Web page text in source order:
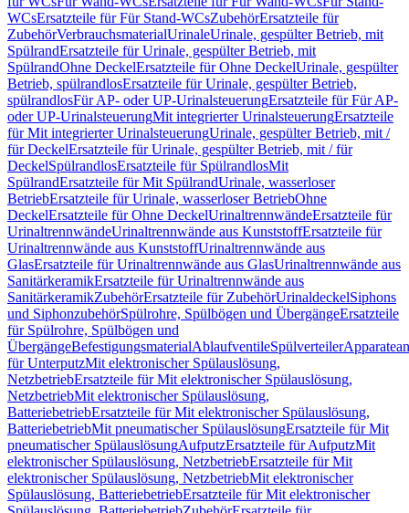
WCsErsatzteile für Für Stand-WCsZubehörErsatzteile für
ZubehörVerbrauchsmaterialUrinaleUrinale, gespülter Betrieb, mit
SpülrandErsatzteile für Urinale, gespülter Betrieb, mit
SpülrandOhne DeckelErsatzteile für Ohne DeckelUrinale, gespülter
Betrieb, spülrandlosErsatzteile für Urinale, gespülter Betrieb,
spülrandlosFür AP- oder UP-UrinalsteuerungErsatzteile für Für AP-
oder UP-UrinalsteuerungMit integrierter UrinalsteuerungErsatzteile
für Mit integrierter UrinalsteuerungUrinale, gespülter Betrieb, mit /
für DeckelErsatzteile für Urinale, gespülter Betrieb, mit / für
DeckelSpülrandlosErsatzteile für SpülrandlosMit
SpülrandErsatzteile für Mit SpülrandUrinale, wasserloser
BetriebErsatzteile für Urinale, wasserloser BetriebOhne
DeckelErsatzteile für Ohne DeckelUrinaltrennwändeErsatzteile für
UrinaltrennwändeUrinaltrennwände aus KunststoffErsatzteile für
Urinaltrennwände aus KunststoffUrinaltrennwände aus
GlasErsatzteile für Urinaltrennwände aus GlasUrinaltrennwände aus
SanitärkeramikErsatzteile für Urinaltrennwände aus
SanitärkeramikZubehörErsatzteile für ZubehörUrinaldeckelSiphons
und SiphonzubehörSpülrohre, Spülbögen und ÜbergängeErsatzteile
für Spülrohre, Spülbögen und
ÜbergängeBefestigungsmaterialAblaufventileSpülverteiler
für UnterputzMit elektronischer Spülauslösung,
NetzbetriebErsatzteile für Mit elektronischer Spülauslösung,
NetzbetriebMit elektronischer Spülauslösung,
BatteriebetriebErsatzteile für Mit elektronischer Spülauslösung,
BatteriebetriebMit pneumatischer SpülauslösungErsatzteile für Mit
pneumatischer SpülauslösungAufputzErsatzteile für AufputzMit
elektronischer Spülauslösung, NetzbetriebErsatzteile für Mit
elektronischer Spülauslösung, NetzbetriebMit elektronischer
Spülauslösung, BatteriebetriebErsatzteile für Mit elektronischer